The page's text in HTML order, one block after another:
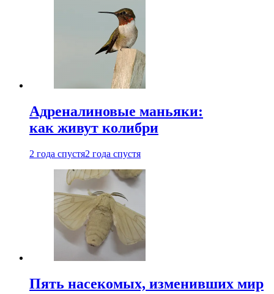
Адреналиновые маньяки:
как живут колибри
2 года спустя2 года спустя
Пять насекомых, изменивших мир